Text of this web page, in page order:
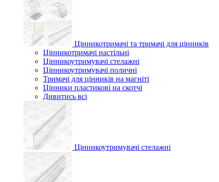
Цінникотримачі та тримачі для цінників
Цінникотримачі настільні
Цінникоутримувачі стелажні
Цінникоутримувачі поличні
Тримачі для цінників на магніті
Цінники пластикові на скотчі
Дивитись всі
Цінникоутримувачі стелажні